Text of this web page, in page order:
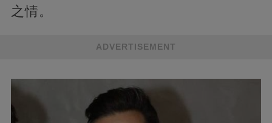
之情。
ADVERTISEMENT